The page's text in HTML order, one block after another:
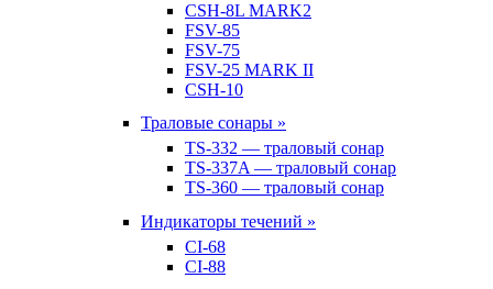
CSH-8L MARK2
FSV-85
FSV-75
FSV-25 MARK II
CSH-10
Траловые сонары »
TS-332 — траловый сонар
TS-337A — траловый сонар
TS-360 — траловый сонар
Индикаторы течений »
CI-68
CI-88